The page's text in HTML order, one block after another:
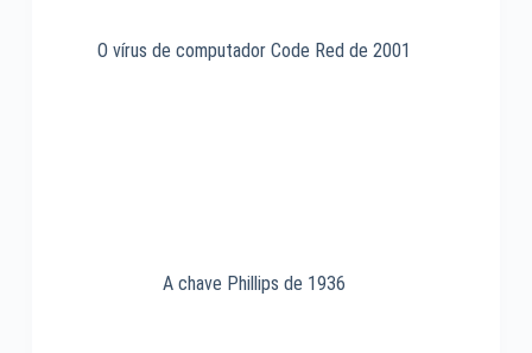
O vírus de computador Code Red de 2001
A chave Phillips de 1936